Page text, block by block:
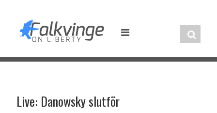
content
Live: Danowsky slutför